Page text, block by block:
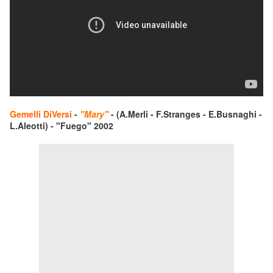
Gemelli DiVersi - "Mary"- (A.Merli - F.Stranges - E.Busnaghi -
L.Aleotti) - "Fuego" 2002